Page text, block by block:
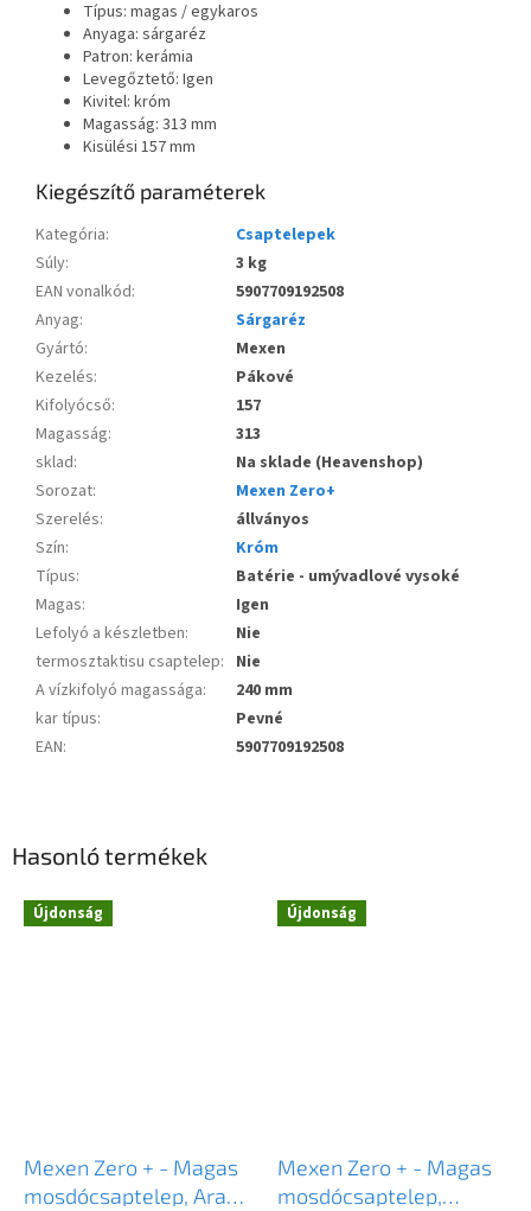
Típus: magas / egykaros
Anyaga: sárgaréz
Patron: kerámia
Levegőztető: Igen
Kivitel: króm
Magasság: 313 mm
Kisülési 157 mm
Kiegészítő paraméterek
Kategória:
Csaptelepek
Súly:
3 kg
EAN vonalkód:
5907709192508
Anyag:
Sárgaréz
Gyártó:
Mexen
Kezelés:
Pákové
Kifolyócső:
157
Magasság:
313
sklad:
Na sklade (Heavenshop)
Sorozat:
Mexen Zero+
Szerelés:
állványos
Szín:
Króm
Típus:
Batérie - umývadlové vysoké
Magas:
Igen
Lefolyó a készletben:
Nie
termosztaktisu csaptelep: Nie
A vízkifolyó magassága:
240 mm
kar típus:
Pevné
EAN: 5907709192508
Hasonló termékek
Újdonság
Mexen Zero + - Magas
mosdócsaptelep, Arany,
Újdonság
Mexen Zero + - Magas
mosdócsaptelep,